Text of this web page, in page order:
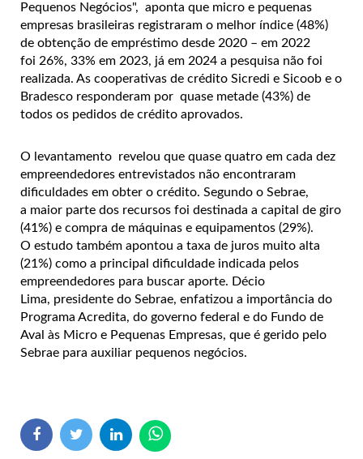
Pequenos Negócios", aponta que micro e pequenas
empresas brasileiras registraram o melhor índice (48%)
de obtenção de empréstimo desde 2020 – em 2022
foi 26%, 33% em 2023, já em 2024 a pesquisa não foi
realizada. As cooperativas de crédito Sicredi e Sicoob e o
Bradesco responderam por quase metade (43%) de
todos os pedidos de crédito aprovados.
O levantamento revelou que quase quatro em cada dez
empreendedores entrevistados não encontraram
dificuldades em obter o crédito. Segundo o Sebrae,
a maior parte dos recursos foi destinada a capital de giro
(41%) e compra de máquinas e equipamentos (29%).
O estudo também apontou a taxa de juros muito alta
(21%) como a principal dificuldade indicada pelos
empreendedores para buscar aporte. Décio
Lima, presidente do Sebrae, enfatizou a importância do
Programa Acredita, do governo federal e do Fundo de
Aval às Micro e Pequenas Empresas, que é gerido pelo
Sebrae para auxiliar pequenos negócios.